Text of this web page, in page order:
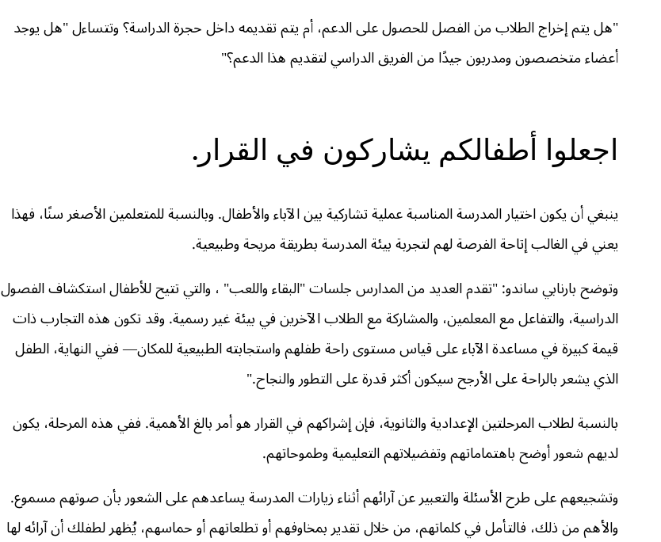
"هل يتم إخراج الطلاب من الفصل للحصول على الدعم، أم يتم تقديمه داخل حجرة الدراسة؟ وتتساءل "هل يوجد
أعضاء متخصصون ومدربون جيدًا من الفريق الدراسي لتقديم هذا الدعم؟"
اجعلوا أطفالكم يشاركون في القرار.
ينبغي أن يكون اختيار المدرسة المناسبة عملية تشاركية بين الآباء والأطفال. وبالنسبة للمتعلمين الأصغر سنًا، فهذا
يعني في الغالب إتاحة الفرصة لهم لتجربة بيئة المدرسة بطريقة مريحة وطبيعية.
وتوضح بارنابي ساندو: "تقدم العديد من المدارس جلسات "البقاء واللعب" ، والتي تتيح للأطفال استكشاف الفصول
الدراسية، والتفاعل مع المعلمين، والمشاركة مع الطلاب الآخرين في بيئة غير رسمية. وقد تكون هذه التجارب ذات
قيمة كبيرة في مساعدة الآباء على قياس مستوى راحة طفلهم واستجابته الطبيعية للمكان— ففي النهاية، الطفل
الذي يشعر بالراحة على الأرجح سيكون أكثر قدرة على التطور والنجاح."
بالنسبة لطلاب المرحلتين الإعدادية والثانوية، فإن إشراكهم في القرار هو أمر بالغ الأهمية. ففي هذه المرحلة، يكون
لديهم شعور أوضح باهتماماتهم وتفضيلاتهم التعليمية وطموحاتهم.
وتشجيعهم على طرح الأسئلة والتعبير عن آرائهم أثناء زيارات المدرسة يساعدهم على الشعور بأن صوتهم مسموع.
والأهم من ذلك، فالتأمل في كلماتهم، من خلال تقدير بمخاوفهم أو تطلعاتهم أو حماسهم، يُظهر لطفلك أن آرائه لها